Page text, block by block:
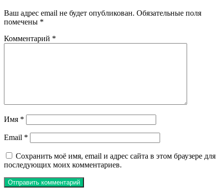
Ваш адрес email не будет опубликован. Обязательные поля
помечены *
Комментарий *
Имя *
Email *
Сохранить моё имя, email и адрес сайта в этом браузере для
последующих моих комментариев.